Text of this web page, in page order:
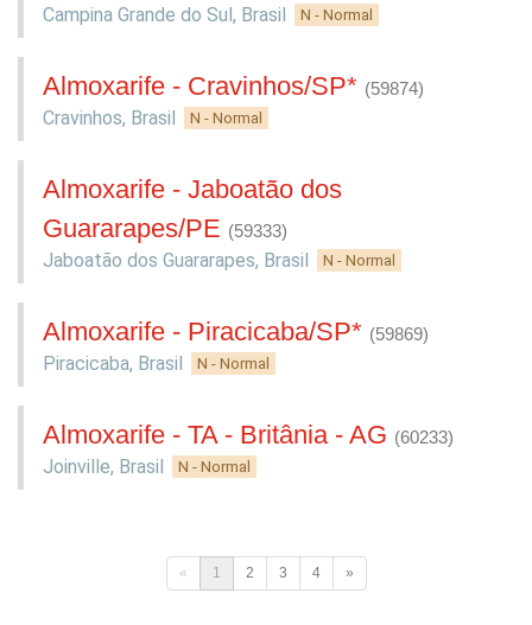
Campina Grande do Sul , Brasil N - Normal
Almoxarife - Cravinhos/SP* (59874)
Cravinhos, Brasil N - Normal
Almoxarife - Jaboatão dos
Guararapes/PE (59333)
Jaboatão dos Guararapes, Brasil N - Normal
Almoxarife - Piracicaba/SP* (59869)
Piracicaba, Brasil N - Normal
Almoxarife - TA - Britânia - AG (60233)
Joinville, Brasil N - Normal
« 1 2 3 4 »